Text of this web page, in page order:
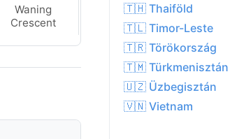
Waning
Crescent
Waning
Crescent
🇹🇭 Thaiföld
🇹🇱 Timor-Leste
🇹🇷 Törökország
🇹🇲 Türkmenisztán
🇺🇿 Üzbegisztán
🇻🇳 Vietnam